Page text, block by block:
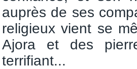
auprès de ses
religieux vient se
Ajora et des
terrifiant...